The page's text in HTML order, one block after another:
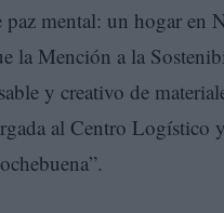
paz mental: un hogar en
la Mención a la
y creativo de
al Centro Logístico